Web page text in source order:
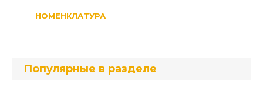
НОМЕНКЛАТУРА
Популярные в разделе